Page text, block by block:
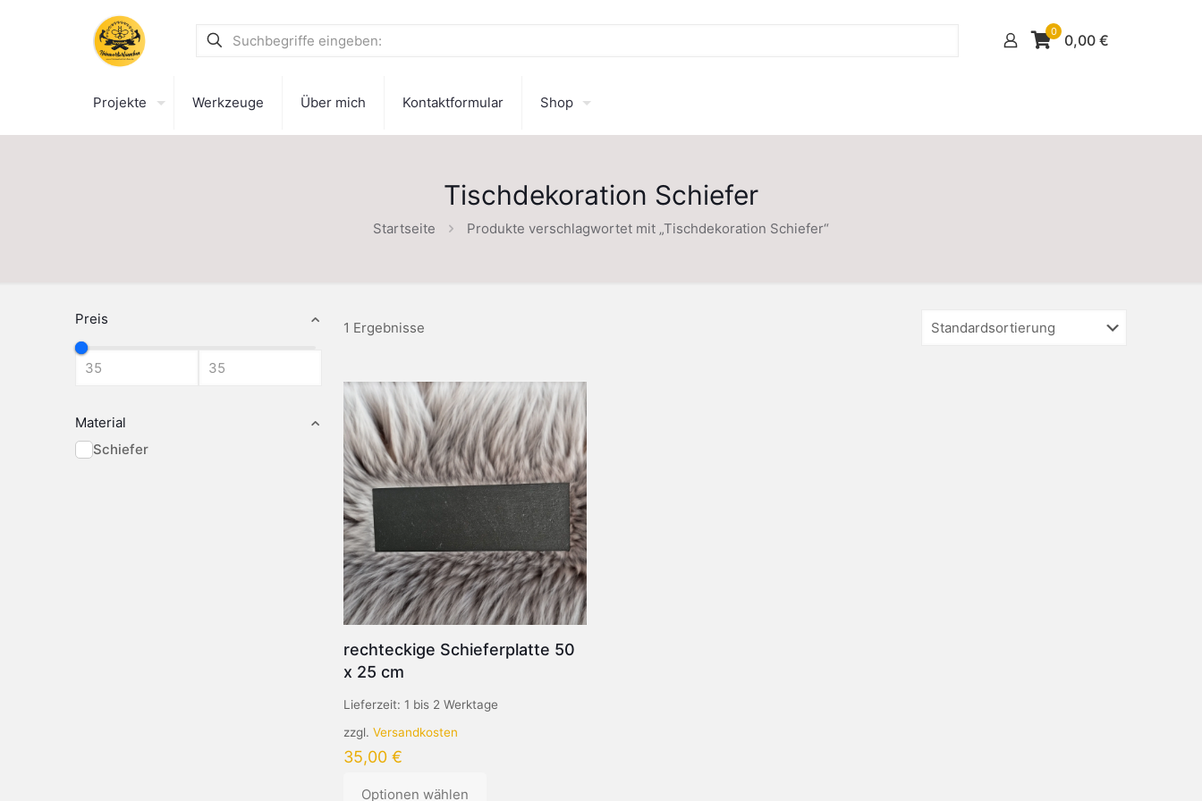
0 0,00 €
Projekte Werkzeuge Über mich Kontaktformular Shop
Tischdekoration Schiefer
Startseite Produkte verschlagwortet mit „Tischdekoration Schiefer“
Preis
Material
Schiefer
1 Ergebnisse
rechteckige Schieferplatte 50
x 25 cm
Lieferzeit: 1 bis 2 Werktage
zzgl. Versandkosten
35,00 €
Optionen wählen